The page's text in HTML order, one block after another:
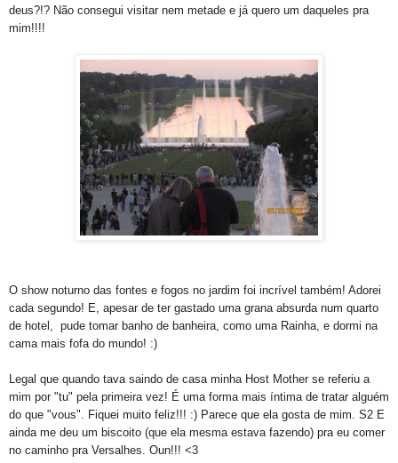
deus?!? Não consegui visitar nem metade e já quero um daqueles pra
mim!!!!
O show noturno das fontes e fogos no jardim foi incrível também! Adorei
cada segundo! E, apesar de ter gastado uma grana absurda num quarto
de hotel, pude tomar banho de banheira, como uma Rainha, e dormi na
cama mais fofa do mundo! :)
Legal que quando tava saindo de casa minha Host Mother se referiu a
mim por "tu" pela primeira vez! É uma forma mais íntima de tratar alguém
do que "vous". Fiquei muito feliz!!! :) Parece que ela gosta de mim. S2 E
ainda me deu um biscoito (que ela mesma estava fazendo) pra eu comer
no caminho pra Versalhes. Oun!!! <3